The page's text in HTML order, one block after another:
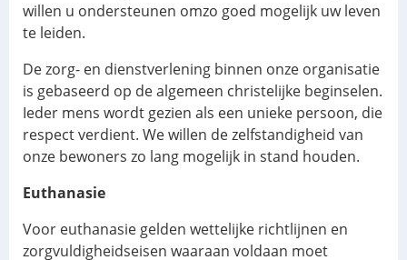
willen u ondersteunen omzo goed mogelijk uw leven
te leiden.
De zorg- en dienstverlening binnen onze organisatie
is gebaseerd op de algemeen christelijke beginselen.
Ieder mens wordt gezien als een unieke persoon, die
respect verdient. We willen de zelfstandigheid van
onze bewoners zo lang mogelijk in stand houden.
Euthanasie
Voor euthanasie gelden wettelijke richtlijnen en
zorgvuldigheidseisen waaraan voldaan moet